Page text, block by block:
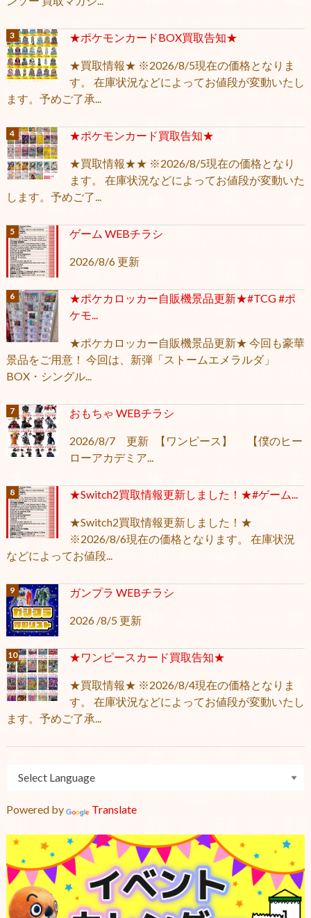
★ポケモンカードBOX買取告知★
★買取情報★ ※2026/8/5現在の価格となりま
す。 在庫状況などによってお値段が変動いたし
ます。予めご了承...
★ポケモンカード買取告知★
★買取情報★★ ※2026/8/5現在の価格となり
ます。 在庫状況などによってお値段が変動いた
します。予めご了...
ゲーム WEBチラシ
2026/8/6 更新
★ポケカロッカー自販機景品更新★#TCG #ポ
ケモ...
★ポケカロッカー自販機景品更新★ 今回も豪華
景品をご用意！ 今回は、新弾「ストームエメラルダ」
BOX・シングル...
おもちゃ WEBチラシ
2026/8/7 更新 【ワンピース】 【僕のヒー
ローアカデミア...
★Switch2買取情報更新しました！★#ゲーム...
★Switch2買取情報更新しました！★
※2026/8/6現在の価格となります。 在庫状況
などによってお値段...
ガンプラ WEBチラシ
2026 /8/5 更新
★ワンピースカード買取告知★
★買取情報★ ※2026/8/4現在の価格となりま
す。 在庫状況などによってお値段が変動いたし
ます。予めご了承...
Powered by Translate